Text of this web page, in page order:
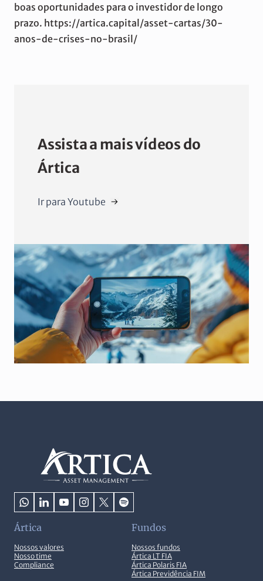
boas oportunidades para o investidor de longo
prazo. https://artica.capital/asset-cartas/30-
anos-de-crises-no-brasil/
Assista a mais vídeos do
Ártica
Ir para Youtube
Ártica
Nossos valores
Nosso time
Compliance
Fundos
Nossos fundos
Ártica LT FIA
Ártica Polaris FIA
Ártica Previdência FIM